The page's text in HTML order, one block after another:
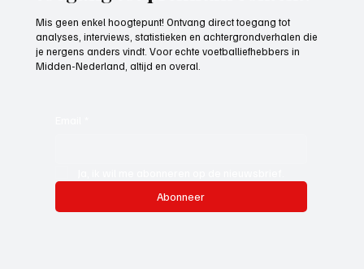
Mis geen enkel hoogtepunt! Ontvang direct toegang tot
analyses, interviews, statistieken en achtergrondverhalen die
je nergens anders vindt. Voor echte voetballiefhebbers in
Midden-Nederland, altijd en overal.
Abonneer